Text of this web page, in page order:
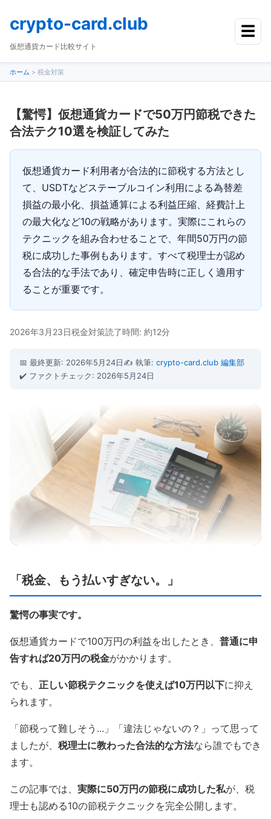
crypto-card.club
仮想通貨カード比較サイト
☰
ホーム > 税金対策
【驚愕】仮想通貨カードで50万円節税できた
合法テク10選を検証してみた
仮想通貨カード利用者が合法的に節税する方法とし
て、USDTなどステーブルコイン利用による為替差
損益の最小化、損益通算による利益圧縮、経費計上
の最大化など10の戦略があります。実際にこれらの
テクニックを組み合わせることで、年間50万円の節
税に成功した事例もあります。すべて税理士が認め
る合法的な手法であり、確定申告時に正しく適用す
ることが重要です。
2026年3月23日税金対策読了時間: 約12分
📅 最終更新: 2026年5月24日✍️ 執筆: crypto-card.club 編集部
✔️ ファクトチェック: 2026年5月24日
「税金、もう払いすぎない。」
驚愕の事実です。
仮想通貨カードで100万円の利益を出したとき、 普通に申
告すれば20万円の税金がかかります。
でも、 正しい節税テクニックを使えば10万円以下に抑え
られます。
「節税って難しそう...」「違法じゃないの？」って思って
ましたが、 税理士に教わった合法的な方法なら誰でもでき
ます。
この記事では、 実際に50万円の節税に成功した私が、税
理士も認める10の節税テクニックを完全公開します。